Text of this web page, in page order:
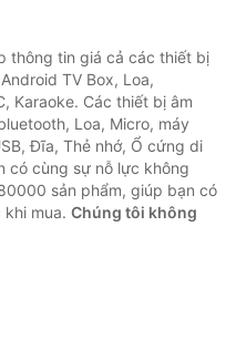
thông tin giá cả các thiết bị
TV Box, Loa,
Karaoke. Các thiết bị âm
Loa, Micro, máy
Đĩa, Thẻ nhớ, Ổ cứng di
có cùng sự nỗ lực không
sản phẩm, giúp bạn có
mua. Chúng tôi không